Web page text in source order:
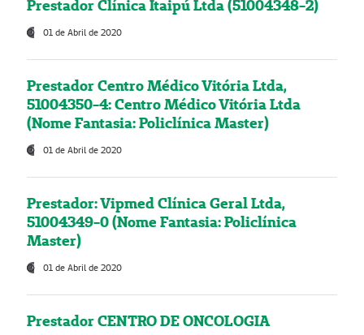
Prestador Clínica Itaipú Ltda (51004348-2)
01 de Abril de 2020
Prestador Centro Médico Vitória Ltda,
51004350-4: Centro Médico Vitória Ltda
(Nome Fantasia: Policlínica Master)
01 de Abril de 2020
Prestador: Vipmed Clínica Geral Ltda,
51004349-0 (Nome Fantasia: Policlínica
Master)
01 de Abril de 2020
Prestador CENTRO DE ONCOLOGIA